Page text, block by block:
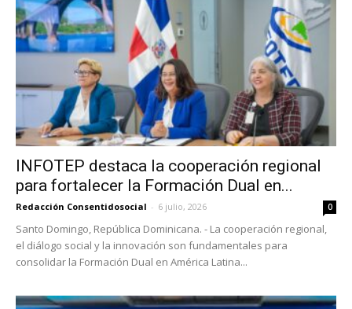
INFOTEP destaca la cooperación regional
para fortalecer la Formación Dual en...
Redacción Consentidosocial - 6 julio, 2026 0
Santo Domingo, República Dominicana. - La cooperación regional,
el diálogo social y la innovación son fundamentales para
consolidar la Formación Dual en América Latina...